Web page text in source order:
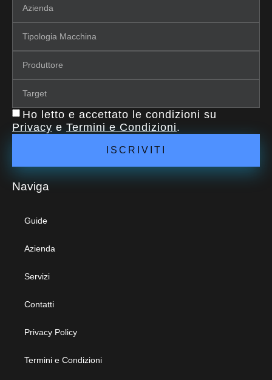
Ho letto e accettato le condizioni su
Privacy e Termini e Condizioni.
ISCRIVITI
Naviga
Guide
Azienda
Servizi
Contatti
Privacy Policy
Termini e Condizioni